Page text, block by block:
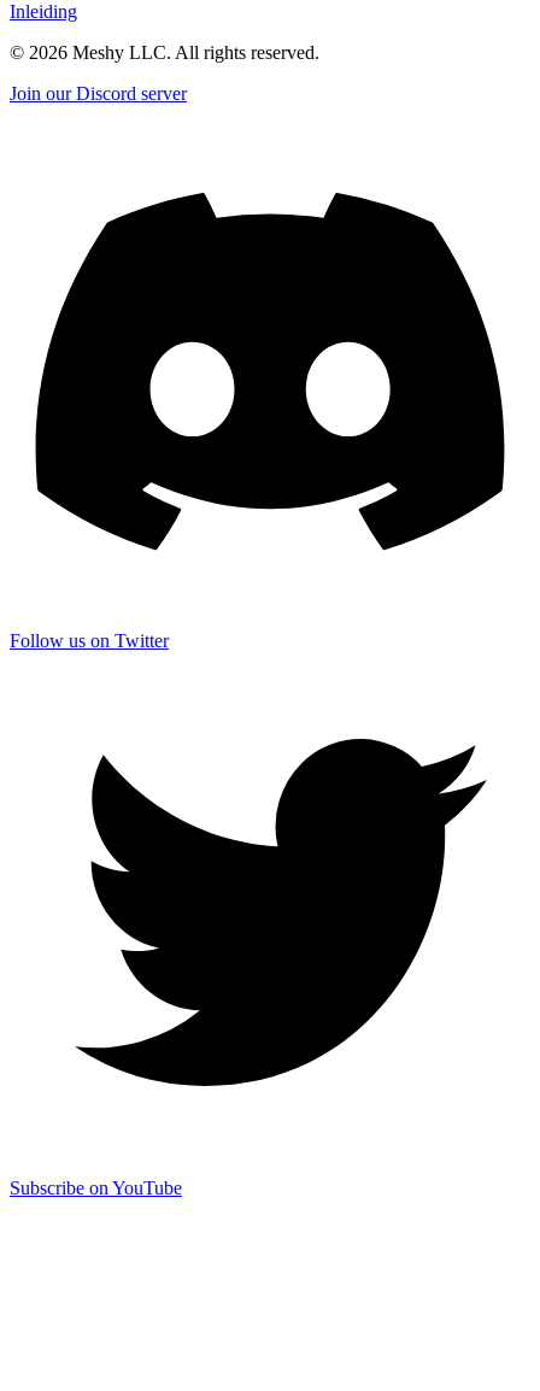
Inleiding
© 2026 Meshy LLC. All rights reserved.
Join our Discord server
Follow us on Twitter
Subscribe on YouTube